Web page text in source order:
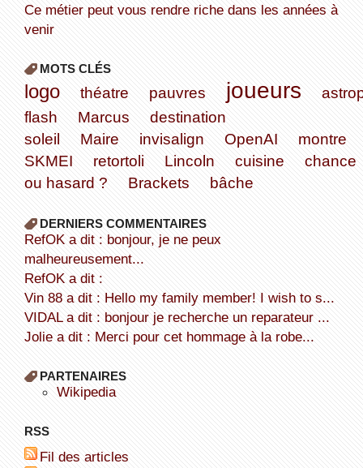
Ce métier peut vous rendre riche dans les années à
venir
MOTS CLÉS
logo théatre pauvres joueurs
flash
Marcus
destination
soleil
Maire invisalign OpenAI
montre
SKMEI
retortoli Lincoln cuisine
chance
ou hasard ?
Brackets bâche
DERNIERS COMMENTAIRES
refOK a dit : bonjour, je ne peux
malheureusement...
refOK a dit :
Vin 88 a dit : Hello my family member! I wish to s...
VIDAL a dit : bonjour je recherche un reparateur ...
Jolie a dit : Merci pour cet hommage à la robe...
PARTENAIRES
wikipedia
RSS
Fil des articles